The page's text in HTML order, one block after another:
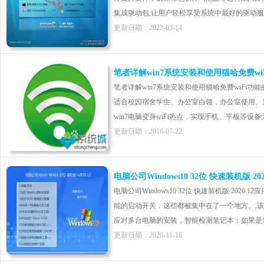
集成驱动包,让用户轻松享受系统中最好的驱动
更新日期：2022-03-14
笔者详解win7系统安装和使用猫哈免费
笔者详解win7系统安装和使用猫哈免费wiFi功
适合校园宿舍学生、办公室白领，办公室使用
win7电脑变身wiFi热点，实现手机、平板等设备
更新日期：2016-07-22
电脑公司Windows10 32位 快速装机版
电脑公司Windows10 32位 快速装机版 2020.12
能的启动开关，这些都被集中在了一个地方。,
应对多台电脑的安装，智能检测笔记本：如果
更新日期：2020-11-16